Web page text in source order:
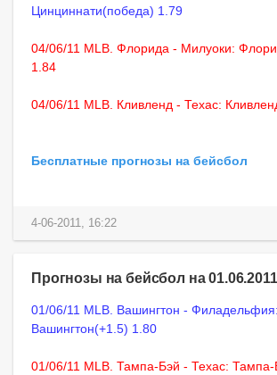
Цинциннати(победа) 1.79
04/06/11 MLB. Флорида - Милуоки:
1.84
04/06/11 MLB. Кливленд - Техас:
Бесплатные прогнозы на бейсбол
4-06-2011, 16:22
Прогнозы на бейсбол на 01.06.2011
01/06/11 MLB. Вашингтон - Филадельфия:
Вашингтон(+1.5) 1.80
01/06/11 MLB. Тампа-Бэй - Техас: